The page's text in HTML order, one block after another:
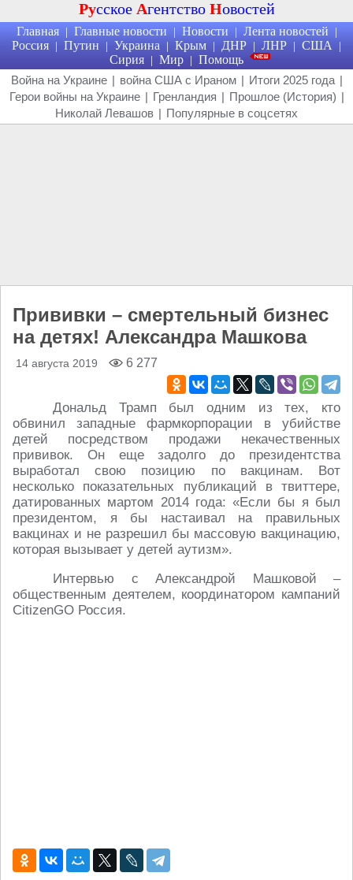
Русское Агентство Новостей
Главная | Главные новости | Новости | Лента новостей |
Россия | Путин | Украина | Крым | ДНР | ЛНР | США |
Сирия | Мир | Помощь
Война на Украине | война США с Ираном | Итоги 2025 года |
Герои войны на Украине | Гренландия | Прошлое (История) |
Николай Левашов | Популярные в соцсетях
Прививки – смертельный бизнес
на детях! Александра Машкова
14 августа 2019 6 277
Дональд Трамп был одним из тех, кто
обвинил западные фармкорпорации в убийстве
детей посредством продажи некачественных
прививок. Он еще задолго до президентства
выработал свою позицию по вакцинам. Вот
несколько показательных публикаций в твиттере,
датированных мартом 2014 года: «Если бы я был
президентом, я бы настаивал на правильных
вакцинах и не разрешил бы массовую вакцинацию,
которая вызывает у детей аутизм».
Интервью с Александрой Машковой –
общественным деятелем, координатором кампаний
CitizenGO Россия.